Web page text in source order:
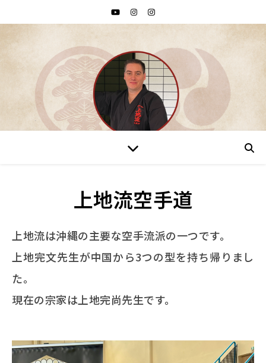
上地流空手道
上地流は沖縄の主要な空手流派の一つです。
上地完文先生が中国から3つの型を持ち帰りまし
た。
現在の宗家は上地完尚先生です。